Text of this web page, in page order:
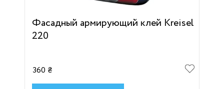
Фасадный армирующий клей Kreisel
220
360 ₴